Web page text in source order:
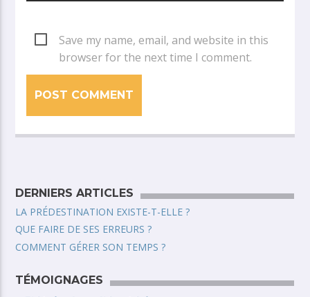
Save my name, email, and website in this
browser for the next time I comment.
DERNIERS ARTICLES
LA PRÉDESTINATION EXISTE-T-ELLE ?
QUE FAIRE DE SES ERREURS ?
COMMENT GÉRER SON TEMPS ?
TÉMOIGNAGES